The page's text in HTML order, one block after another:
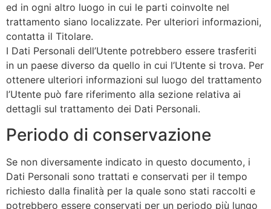
ed in ogni altro luogo in cui le parti coinvolte nel
trattamento siano localizzate. Per ulteriori informazioni,
contatta il Titolare.
I Dati Personali dell’Utente potrebbero essere trasferiti
in un paese diverso da quello in cui l’Utente si trova. Per
ottenere ulteriori informazioni sul luogo del trattamento
l’Utente può fare riferimento alla sezione relativa ai
dettagli sul trattamento dei Dati Personali.
Periodo di conservazione
Se non diversamente indicato in questo documento, i
Dati Personali sono trattati e conservati per il tempo
richiesto dalla finalità per la quale sono stati raccolti e
potrebbero essere conservati per un periodo più lungo